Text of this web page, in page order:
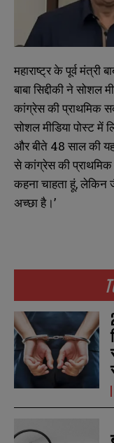
महाराष्ट्र के पूर्व मंत्री
बाबा सिद्दीकी ने सोशल
कांग्रेस की प्राथमिक
सोशल मीडिया पोस्ट में
और बीते 48 साल की
से कांग्रेस की
कहना चाहता हूं, लेकिन
अच्छा है।’